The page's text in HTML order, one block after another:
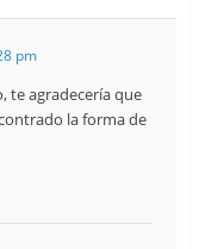
pm
te agradecería que
la forma de